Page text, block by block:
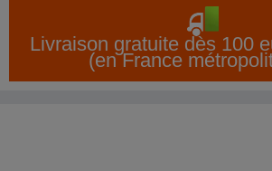
Livraison gratuite dès 100
(en France